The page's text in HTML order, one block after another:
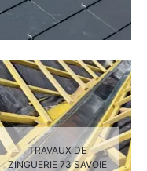
TRAVAUX DE
ZINGUERIE 73 SAVOIE